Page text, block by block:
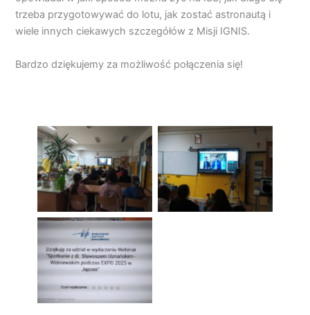
trzeba przygotowywać do lotu, jak zostać astronautą i
wiele innych ciekawych szczegółów z Misji IGNIS.
Bardzo dziękujemy za możliwość połączenia się!
Brak podpisu Brak podpisu
Brak podpisu